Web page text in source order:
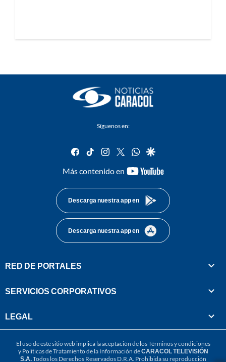
Síguenos en:
facebook
tiktok instagram
twitterwhatsapp
google
Más contenido en
youtube-
Descarga nuestra app en
Descarga nuestra app en
RED DE PORTALES
SERVICIOS CORPORATIVOS
LEGAL
El uso de este sitio web implica la aceptación de losTérminos y condiciones
y Políticas de Tratamiento de la Información deCARACOL TELEVISIÓN
S.A.Todos los Derechos Reservados D.R.A. Prohibida su reproducción